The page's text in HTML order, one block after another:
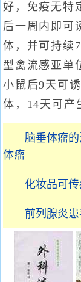
好，免疫无特
后一周内即可
体，并可持续
型禽流感亚单
小鼠后9天可
体，14天可产
脑垂体瘤
体瘤
化妆品可
前列腺炎